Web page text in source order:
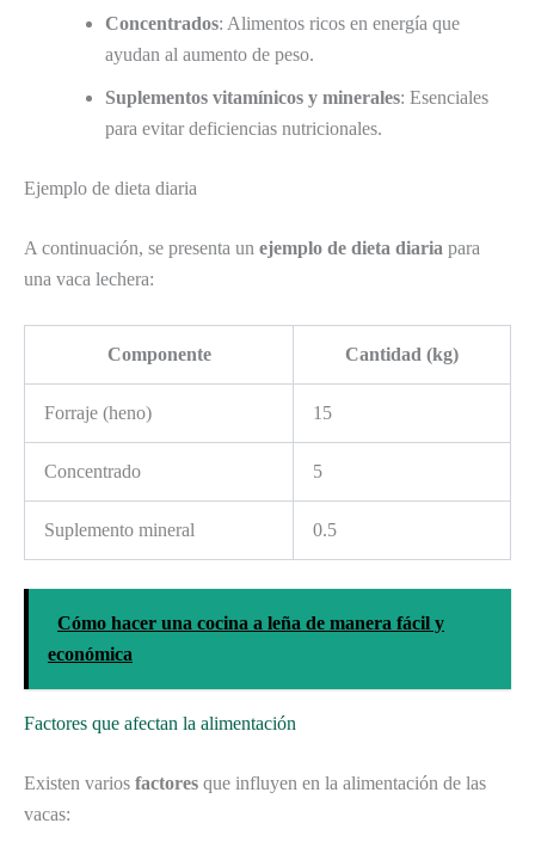
Concentrados: Alimentos ricos en energía que
ayudan al aumento de peso.
Suplementos vitamínicos y minerales: Esenciales
para evitar deficiencias nutricionales.
Ejemplo de dieta diaria
A continuación, se presenta un ejemplo de dieta diaria para
una vaca lechera:
Componente Cantidad (kg)
Forraje (heno) 15
Concentrado 5
Suplemento mineral 0.5
Cómo hacer una cocina a leña de manera fácil y
económica
Factores que afectan la alimentación
Existen varios factores que influyen en la alimentación de las
vacas: